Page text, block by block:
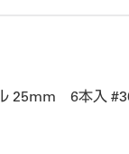
25mm 6本入